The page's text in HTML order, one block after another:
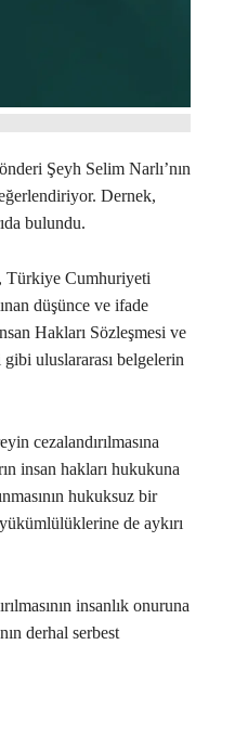
Şeyh Selim Narlı’nın
Dernek,
bulundu.
Türkiye Cumhuriyeti
düşünce ve ifade
Hakları Sözleşmesi ve
uluslararası belgelerin
cezalandırılmasına
insan hakları hukukuna
hukuksuz bir
de aykırı
insanlık onuruna
derhal serbest